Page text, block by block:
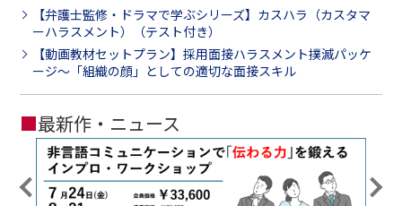
【弁護士監修・ドラマで学ぶシリーズ】カスハラ（カスタマ
ーハラスメント）（テスト付き）
【動画教材セットプラン】採用面接ハラスメント撲滅パッケ
ージ～「組織の顔」としての適切な面接スキル
■最新作・ニュース